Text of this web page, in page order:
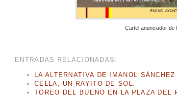
Cartel anunciador de
ENTRADAS RELACIONADAS:
LA ALTERNATIVA DE IMANOL
CELLA, UN RAYITO DE SOL.
TOREO DEL BUENO EN LA PLAZA DEL